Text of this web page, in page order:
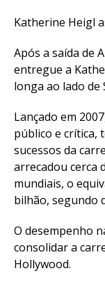
Katherine Heigl
Após a saída de
entregue a
longa ao lado de
Lançado em
público e crítica,
sucessos da
arrecadou cerca
mundiais, o
bilhão, segundo
O desempenho
consolidar a
Hollywood.